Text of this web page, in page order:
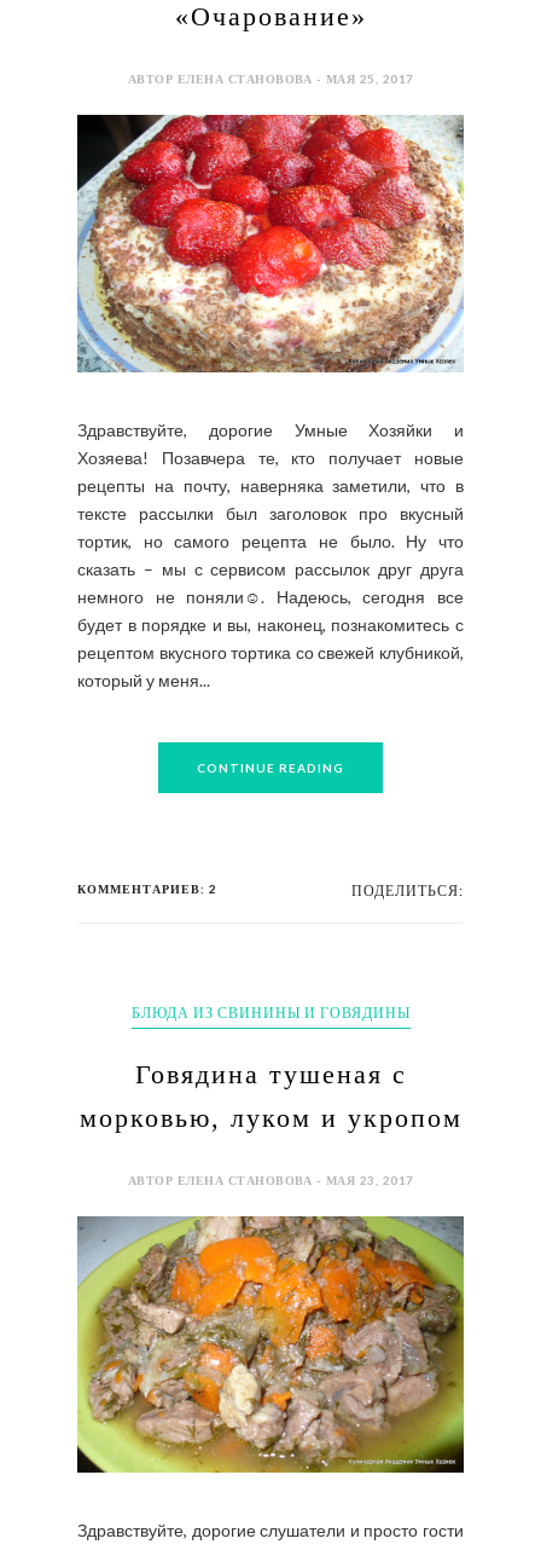
«Очарование»
АВТОР ЕЛЕНА СТАНОВОВА - МАЯ 25, 2017
Здравствуйте, дорогие Умные Хозяйки и
Хозяева! Позавчера те, кто получает новые
рецепты на почту, наверняка заметили, что в
тексте рассылки был заголовок про вкусный
тортик, но самого рецепта не было. Ну что
сказать – мы с сервисом рассылок друг друга
немного не поняли☺. Надеюсь, сегодня все
будет в порядке и вы, наконец, познакомитесь с
рецептом вкусного тортика со свежей клубникой,
который у меня...
CONTINUE READING
КОММЕНТАРИЕВ: 2 ПОДЕЛИТЬСЯ:
БЛЮДА ИЗ СВИНИНЫ И ГОВЯДИНЫ
Говядина тушеная с
морковью, луком и укропом
АВТОР ЕЛЕНА СТАНОВОВА - МАЯ 23, 2017
Здравствуйте, дорогие слушатели и просто гости